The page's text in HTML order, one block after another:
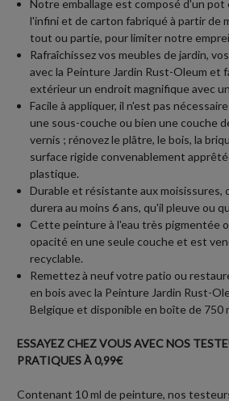
Notre emballage est composé d'un pot
l'infini et de carton fabriqué à partir de
tout ou partie,pour limiter notre
Rafraîchissez vos meubles de jardin,
avec la Peinture Jardin Rust-Oleum et
extérieur un endroit magnifique avec
Facile à appliquer, il n'est pas
une sous-couche ou bien une couche
vernis ; rénovez le plâtre, le bois, la
surface rigide convenablement
plastique.
Durable et résistante aux moisissures,
durera au moins 6 ans, qu'il pleuve ou
Cette peinture à l'eau très pigmentée
opacité en une seule couche et est
recyclable.
Remettez à neuf votre patio ou
en bois avec la Peinture Jardin Rust-
Belgique et disponible en boîte de 750
ESSAYEZ CHEZ VOUS AVEC NOS
PRATIQUES À 0,99€
Contenant 10 ml de peinture, nos